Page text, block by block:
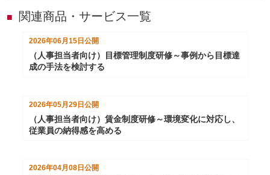
ます。
■ 関連商品・サービス一覧
2026年06月15日 公開
（人事担当者向け）目標管理制度研修～事例から目標達
成の手法を検討する
2026年05月29日公開
（人事担当者向け）賃金制度研修～環境変化に対応し、
従業員の納得感を高める
2026年04月08日公開